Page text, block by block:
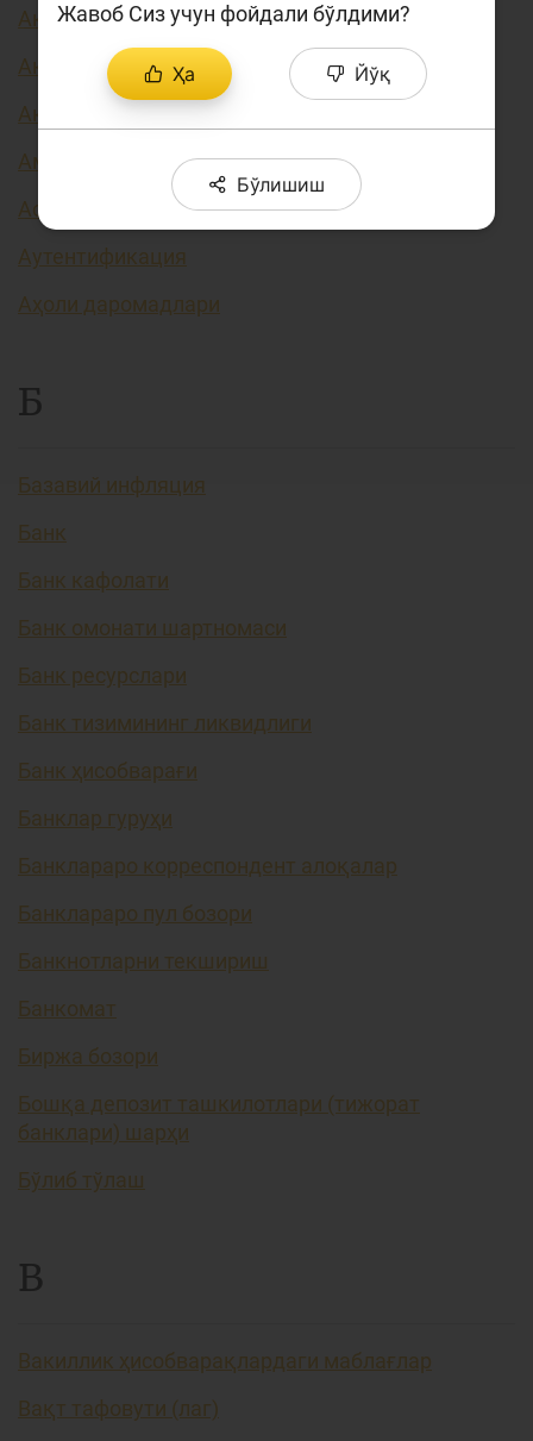
Акция
Акция курси
Акциядорлик жамияти
Амортизация (эскириш)
Асосий фоиз ставкаси
Аутентификация
Аҳоли даромадлари
Б
Базавий инфляция
Банк
Банк кафолати
Банк омонати шартномаси
Банк ресурслари
Банк тизимининг ликвидлиги
Банк ҳисобварағи
Банклар гуруҳи
Банклараро корреспондент алоқалар
Банклараро пул бозори
Банкнотларни текшириш
Банкомат
Биржа бозори
Бошқа депозит ташкилотлари (тижорат
банклари) шарҳи
Бўлиб тўлаш
В
Вакиллик ҳисобварақлардаги маблағлар
Вақт тафовути (лаг)
Жавоб Сиз учун фойдали бўлдими?
Ҳа Йўқ
Бўлишиш